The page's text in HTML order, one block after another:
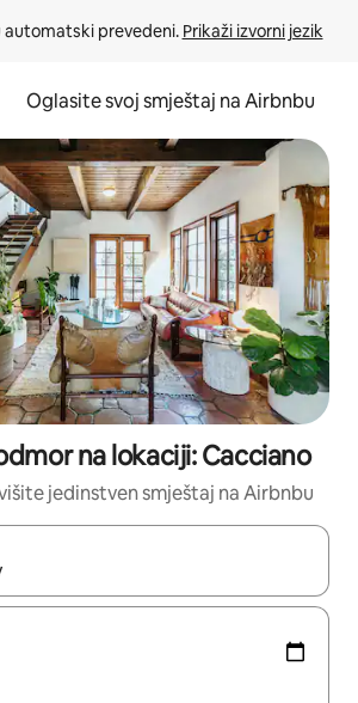
automatski prevedeni. Prikaži izvorni jezik
Oglasite svoj smještaj na Airbnbu
na lokaciji: Cacciano
jedinstven smještaj na Airbnbu
dostupni, krećite se gore i dolje pomoću